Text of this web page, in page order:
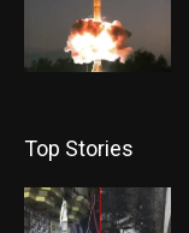
Top Stories